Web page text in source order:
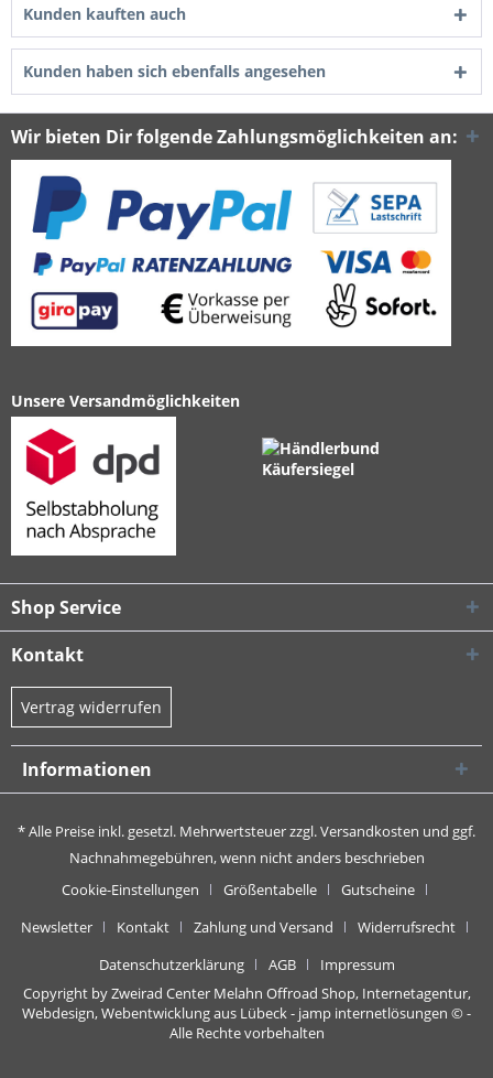
Kunden kauften auch
Kunden haben sich ebenfalls angesehen
Wir bieten Dir folgende Zahlungsmöglichkeiten an:
Unsere Versandmöglichkeiten
Shop Service
Kontakt
Vertrag widerrufen
Informationen
* Alle Preise inkl. gesetzl. Mehrwertsteuer zzgl.Versandkosten und ggf.
Nachnahmegebühren, wenn nicht anders beschrieben
Cookie-Einstellungen
Größentabelle
Gutscheine
Newsletter
Kontakt Zahlung und Versand
Widerrufsrecht
Datenschutzerklärung
AGB
Impressum
Copyright by Zweirad Center Melahn Offroad Shop, Internetagentur,
Webdesign, Webentwicklung aus Lübeck - jamp internetlösungen © -
Alle Rechte vorbehalten